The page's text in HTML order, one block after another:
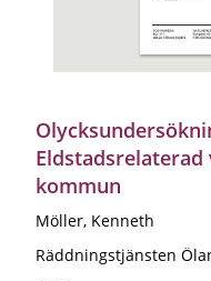
kommun
Möller, Kenneth
Räddningstjänsten